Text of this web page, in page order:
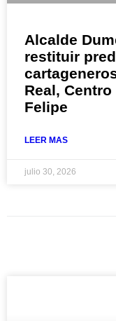
Alcalde
restituir
Real,
Felipe
LEER MAS
julio 30, 2026